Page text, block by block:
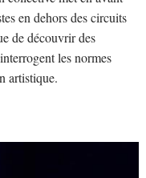
en dehors des circuits
de découvrir des
les normes
artistique.